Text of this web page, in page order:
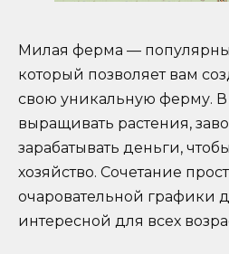
Милая ферма —
который позволяет вам
свою уникальную ферму. В
выращивать растения,
зарабатывать деньги,
хозяйство. Сочетание
очаровательной графики
интересной для всех